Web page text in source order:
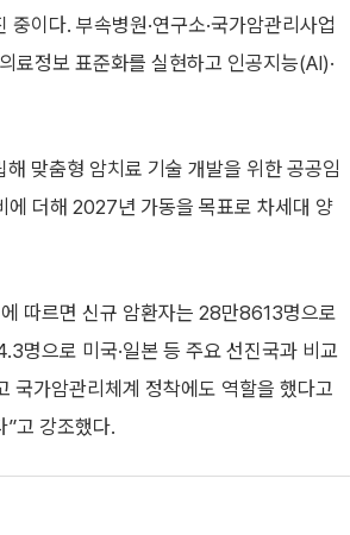
이다. 부속병원·연구소·국가암관리사업
료정보 표준화를 실현하고 인공지능(AI)·
맞춤형 암치료 기술 개발을 위한 공공임
더해 2027년 가동을 목표로 차세대 양
따르면 신규 암환자는 28만8613명으로
명으로 미국·일본 등 주요 선진국과 비교
국가암관리체계 정착에도 역할을 했다고
고 강조했다.